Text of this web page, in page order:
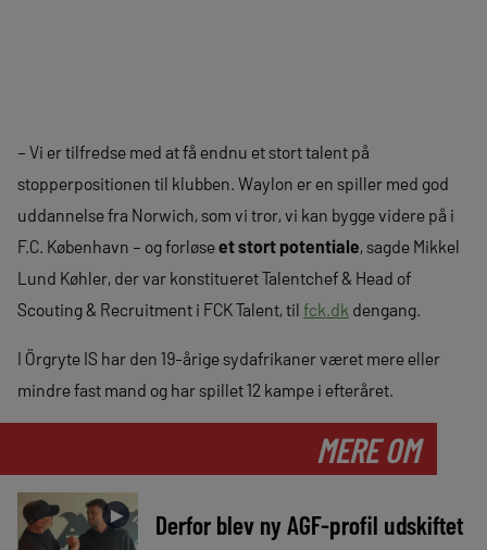
– Vi er tilfredse med at få endnu et stort talent på
stopperpositionen til klubben. Waylon er en spiller med god
uddannelse fra Norwich, som vi tror, vi kan bygge videre på i
F.C. København – og forløseet stort potentiale, sagde Mikkel
Lund Køhler, der var konstitueret Talentchef & Head of
Scouting & Recruitment i FCK Talent, til fck.dk dengang.
I Örgryte IS har den 19-årige sydafrikaner været mere eller
mindre fast mand og har spillet 12 kampe i efteråret.
MERE OM
► Derfor blev ny AGF-profil udskiftet